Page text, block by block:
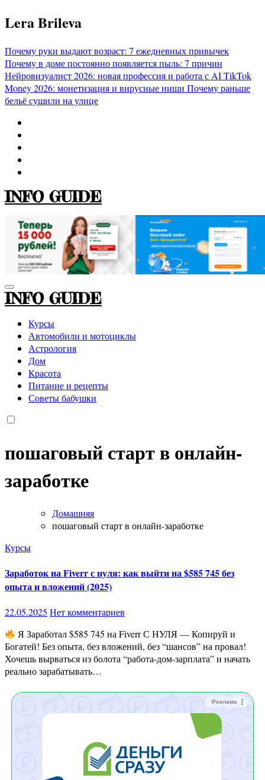
Перейти
к
Lera Brileva
Почему руки выдают возраст: 7 ежедневных привычек
Почему в доме постоянно появляется пыль: 7 причин
Нейровизуалист 2026: новая профессия и работа с AITikTok
Money 2026: монетизация и вирусные ниши Почему раньше
бельё сушили на улице
INFO GUIDE
INFO GUIDE
Курсы
Автомобили и мотоциклы
Астрология
Дом
Красота
Питание и рецепты
Советы бабушки
пошаговый старт в онлайн-
заработке
Домашняя
пошаговый старт в онлайн-заработке
Курсы
Заработок на Fiverr с нуля: как выйти на $585 745 без
опыта и вложений (2025)
22.05.2025 Нет комментариев
Я Заработал $585 745 на Fiverr С НУЛЯ — Копируй и
Богатей! Без опыта, без вложений, без “шансов” на провал!
Хочешь вырваться из болота “работа-дом-зарплата” и начать
реально зарабатывать…
Реклама